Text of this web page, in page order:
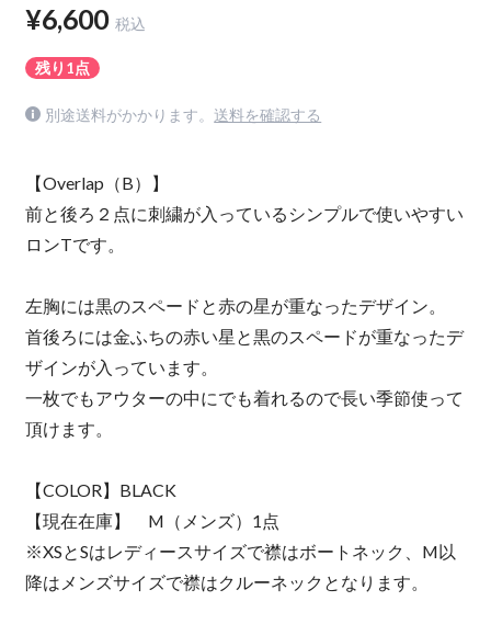
¥6,600 税込
残り1点
別途送料がかかります。 送料を確認する
【Overlap（B）】
前と後ろ２点に刺繍が入っているシンプルで使いやすい
ロンTです。
左胸には黒のスペードと赤の星が重なったデザイン。
首後ろには金ふちの赤い星と黒のスペードが重なったデ
ザインが入っています。
一枚でもアウターの中にでも着れるので長い季節使って
頂けます。
【COLOR】BLACK
【現在在庫】 M（メンズ）1点
※XSとSはレディースサイズで襟はボートネック、M以
降はメンズサイズで襟はクルーネックとなります。